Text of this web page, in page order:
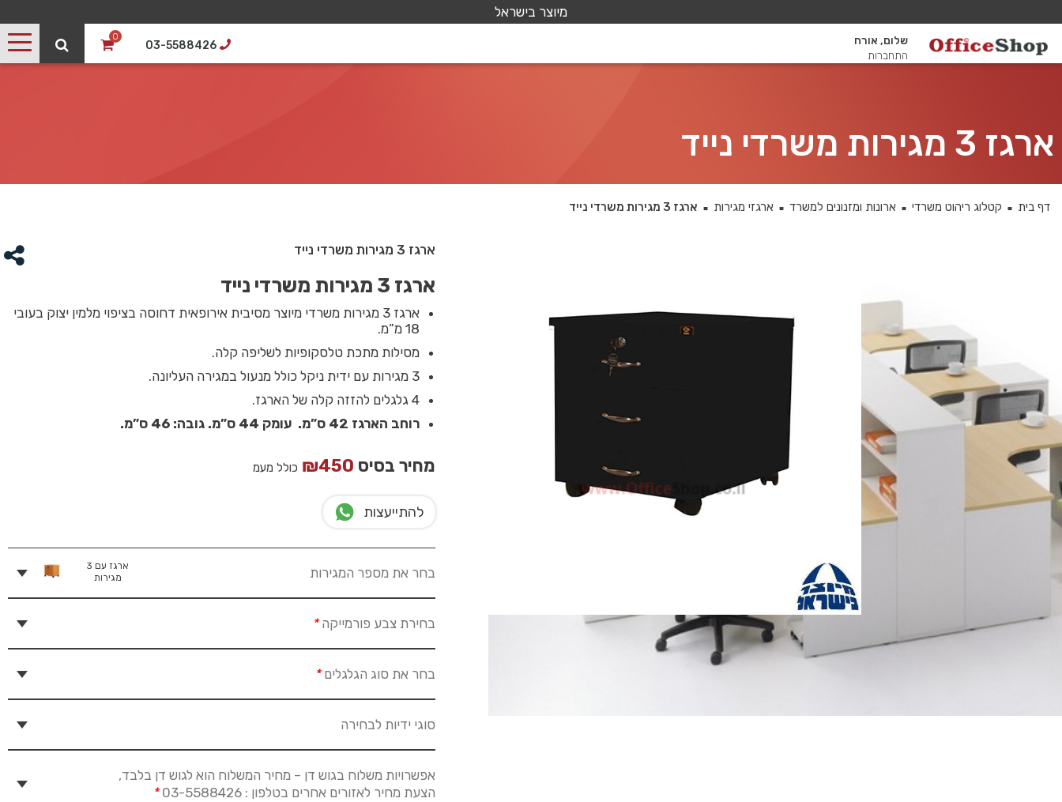
מיוצר בישראל
שלום, אורח
התחברות
03-5588426
0
ארגז 3 מגירות משרדי נייד
דף בית ■ קטלוג ריהוט משרדי ■ ארונות ומזנונים למשרד ■ ארגזי מגירות ■ ארגז 3 מגירות משרדי נייד
ארגז 3 מגירות משרדי נייד
ארגז 3 מגירות משרדי נייד
ארגז 3 מגירות משרדי מיוצר מסיבית אירופאית דחוסה בציפוי מלמין יצוק בעובי
18 מ”מ.
מסילות מתכת טלסקופיות לשליפה קלה.
3 מגירות עם ידית ניקל כולל מנעול במגירה העליונה.
4 גלגלים להזזה קלה של הארגז.
רוחב הארגז 42 ס”מ. עומק 44 ס”מ. גובה: 46 ס”מ.
מחיר בסיס ₪450 כולל מעמ
להתייעצות
בחר את מספר המגירות
ארגז עם 3
מגירות
בחירת צבע פורמייקה*
בחר את סוג הגלגלים*
סוגי ידיות לבחירה
אפשרויות משלוח בגוש דן – מחיר המשלוח הוא לגוש דן בלבד,
הצעת מחיר לאזורים אחרים בטלפון : 03-5588426
*